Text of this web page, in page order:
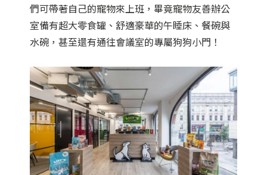
們可帶著自己的寵物來上班，畢竟寵物友善辦公
室備有超大零食罐、舒適豪華的午睡床、餐碗與
水碗，甚至還有通往會議室的專屬狗狗小門！